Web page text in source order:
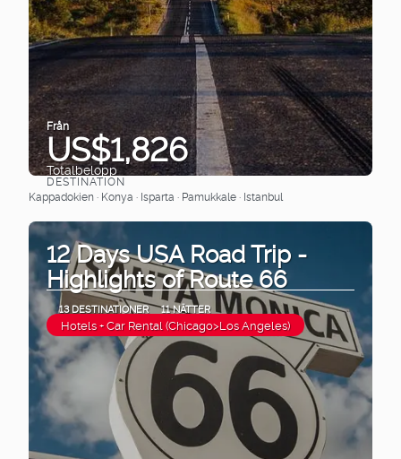
Från
US$1,826
Totalbelopp
Se
DESTINATION
Kappadokien · Konya · Isparta · Pamukkale · Istanbul
12 Days USA Road Trip -
Highlights of Route 66
13 DESTINATIONER 11 NÄTTER
Hotels + Car Rental (Chicago>Los Angeles)